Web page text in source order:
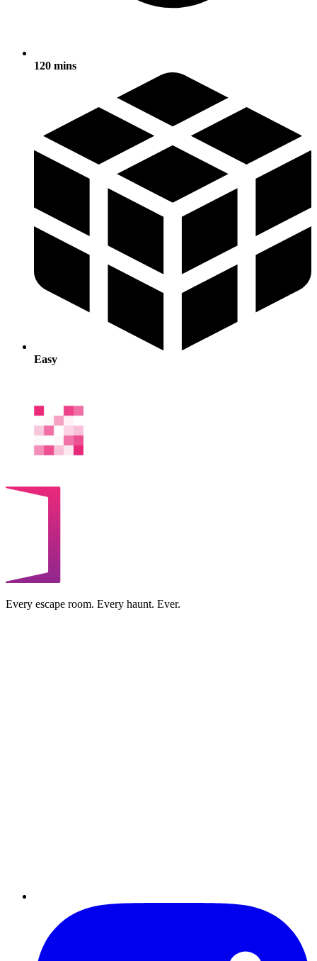
120 mins
Easy
Every escape room. Every haunt. Ever.